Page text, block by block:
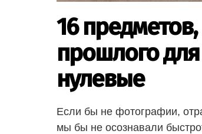
16
прошлого
нулевые
Если бы не фотографии,
мы бы не осознавали